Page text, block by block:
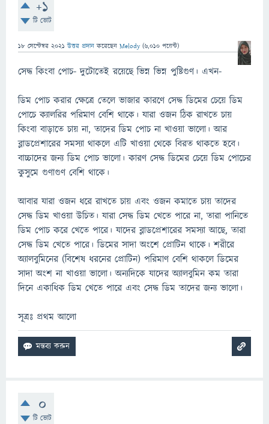
+1
টি ভোট
18 সেপ্টেম্বর 2021 উত্তর প্রদান করেছেন Melody (6,010 পয়েন্ট)
সেদ্ধ কিংবা পোচ- দুটোতেই রয়েছে ভিন্ন ভিন্ন পুষ্টিগুণ। এখন-
ডিম পোচ করার ক্ষেত্রে তেলে ভাজার কারণে সেদ্ধ ডিমের চেয়ে ডিম
পোচে ক্যালরির পরিমাণ বেশি থাকে। যারা ওজন ঠিক রাখতে চায়
কিংবা বাড়াতে চায় না, তাদের ডিম পোচ না খাওয়া ভালো। আর
ব্লাডপ্রেশারের সমস্যা থাকলে এটি খাওয়া থেকে বিরত থাকতে হবে।
বাচ্চাদের জন্য ডিম পোচ ভালো। কারণ সেদ্ধ ডিমের চেয়ে ডিম পোচের
কুসুমে গুণাগুণ বেশি থাকে।
আবার যারা ওজন ধরে রাখতে চায় এবং ওজন কমাতে চায় তাদের
সেদ্ধ ডিম খাওয়া উচিত। যারা সেদ্ধ ডিম খেতে পারে না, তারা পানিতে
ডিম পোচ করে খেতে পারে। যাদের ব্লাডপ্রেশারের সমস্যা আছে, তারা
সেদ্ধ ডিম খেতে পারে। ডিমের সাদা অংশে প্রোটিন থাকে। শরীরে
অ্যালবুমিনের (বিশেষ ধরনের প্রোটিন) পরিমাণ বেশি থাকলে ডিমের
সাদা অংশ না খাওয়া ভালো। অন্যদিকে যাদের অ্যালবুমিন কম তারা
দিনে একাধিক ডিম খেতে পারে এবং সেদ্ধ ডিম তাদের জন্য ভালো।
সূত্রঃ প্রথম আলো
0
টি ভোট